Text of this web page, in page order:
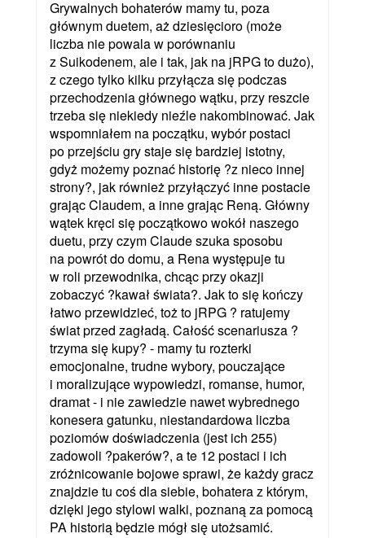
Grywalnych bohaterów mamy tu, poza
głównym duetem, aż dziesięcioro (może
liczba nie powala w porównaniu
z Suikodenem, ale i tak, jak na jRPG to dużo),
z czego tylko kilku przyłącza się podczas
przechodzenia głównego wątku, przy reszcie
trzeba się niekiedy nieźle nakombinować. Jak
wspomniałem na początku, wybór postaci
po przejściu gry staje się bardziej istotny,
gdyż możemy poznać historię ?z nieco innej
strony?, jak również przyłączyć inne postacie
grając Claudem, a inne grając Reną. Główny
wątek kręci się początkowo wokół naszego
duetu, przy czym Claude szuka sposobu
na powrót do domu, a Rena występuje tu
w roli przewodnika, chcąc przy okazji
zobaczyć ?kawał świata?. Jak to się kończy
łatwo przewidzieć, toż to jRPG ? ratujemy
świat przed zagładą. Całość scenariusza ?
trzyma się kupy? - mamy tu rozterki
emocjonalne, trudne wybory, pouczające
i moralizujące wypowiedzi, romanse, humor,
dramat - i nie zawiedzie nawet wybrednego
konesera gatunku, niestandardowa liczba
poziomów doświadczenia (jest ich 255)
zadowoli ?pakerów?, a te 12 postaci i ich
zróżnicowanie bojowe sprawi, że każdy gracz
znajdzie tu coś dla siebie, bohatera z którym,
dzięki jego stylowi walki, poznaną za pomocą
PA historią będzie mógł się utożsamić.